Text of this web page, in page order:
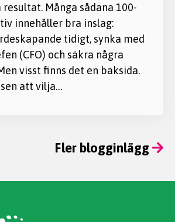
Många sådana 100-
innehåller bra inslag:
tidigt, synka med
(CFO) och säkra några
visst finns det en baksida.
att vilja…
Fler blogginlägg